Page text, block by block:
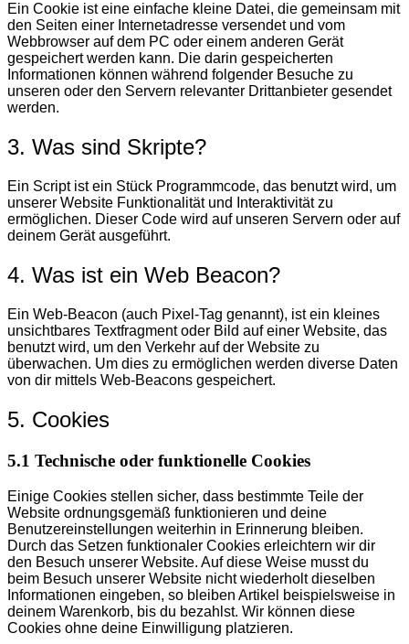
Ein Cookie ist eine einfache kleine Datei, die gemeinsam mit
den Seiten einer Internetadresse versendet und vom
Webbrowser auf dem PC oder einem anderen Gerät
gespeichert werden kann. Die darin gespeicherten
Informationen können während folgender Besuche zu
unseren oder den Servern relevanter Drittanbieter gesendet
werden.
3. Was sind Skripte?
Ein Script ist ein Stück Programmcode, das benutzt wird, um
unserer Website Funktionalität und Interaktivität zu
ermöglichen. Dieser Code wird auf unseren Servern oder auf
deinem Gerät ausgeführt.
4. Was ist ein Web Beacon?
Ein Web-Beacon (auch Pixel-Tag genannt), ist ein kleines
unsichtbares Textfragment oder Bild auf einer Website, das
benutzt wird, um den Verkehr auf der Website zu
überwachen. Um dies zu ermöglichen werden diverse Daten
von dir mittels Web-Beacons gespeichert.
5. Cookies
5.1 Technische oder funktionelle Cookies
Einige Cookies stellen sicher, dass bestimmte Teile der
Website ordnungsgemäß funktionieren und deine
Benutzereinstellungen weiterhin in Erinnerung bleiben.
Durch das Setzen funktionaler Cookies erleichtern wir dir
den Besuch unserer Website. Auf diese Weise musst du
beim Besuch unserer Website nicht wiederholt dieselben
Informationen eingeben, so bleiben Artikel beispielsweise in
deinem Warenkorb, bis du bezahlst. Wir können diese
Cookies ohne deine Einwilligung platzieren.